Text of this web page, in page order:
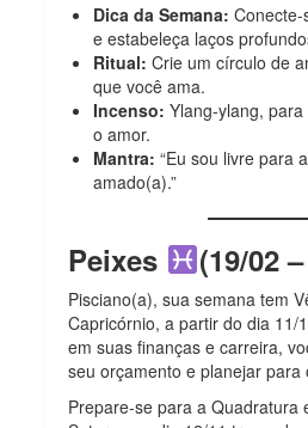
Dica da Semana:
e estabeleça laços
Ritual: Crie um círculo de
que você ama.
Incenso: Ylang-ylang,
o amor.
Mantra: “Eu sou livre para
amado(a).”
Peixes (19/02
Pisciano(a), sua semana tem
Capricórnio, a partir do dia 11/
em suas finanças e carreira,
seu orçamento e planejar para
Prepare-se para a Quadratura